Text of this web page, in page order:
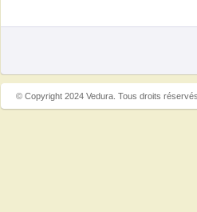
© Copyright 2024 Vedura. Tous droits